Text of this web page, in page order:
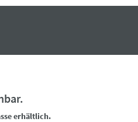
erhältlich.